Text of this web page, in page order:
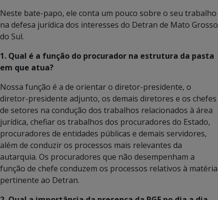
Neste bate-papo, ele conta um pouco sobre o seu trabalho
na defesa jurídica dos interesses do Detran de Mato Grosso
do Sul.
1. Qual é a função do procurador na estrutura da pasta
em que atua?
Nossa função é a de orientar o diretor-presidente, o
diretor-presidente adjunto, os demais diretores e os chefes
de setores na condução dos trabalhos relacionados à área
jurídica, chefiar os trabalhos dos procuradores do Estado,
procuradores de entidades públicas e demais servidores,
além de conduzir os processos mais relevantes da
autarquia. Os procuradores que não desempenham a
função de chefe conduzem os processos relativos à matéria
pertinente ao Detran.